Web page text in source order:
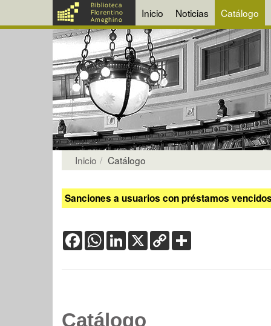
Inicio Noticias Catálogo
Inicio Catálogo
Sanciones a usuarios con préstamos
FacebookWhatsApp
LinkedIn
X Copy
Link
Catálogo